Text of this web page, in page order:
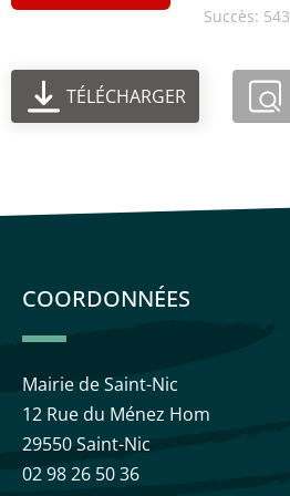
Succès: 543
TÉLÉCHARGER
COORDONNÉES
Mairie de Saint-Nic
12 Rue du Ménez Hom
29550 Saint-Nic
02 98 26 50 36